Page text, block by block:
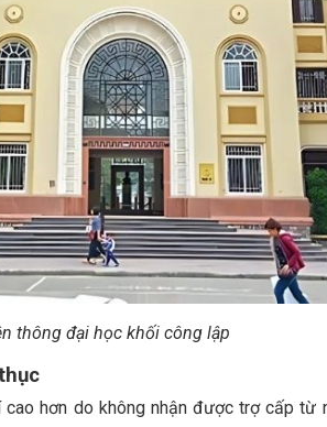
thông đại học khối công lập
hơn do không nhận được trợ cấp từ